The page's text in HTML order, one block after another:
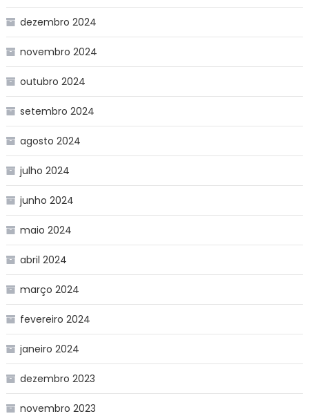
dezembro 2024
novembro 2024
outubro 2024
setembro 2024
agosto 2024
julho 2024
junho 2024
maio 2024
abril 2024
março 2024
fevereiro 2024
janeiro 2024
dezembro 2023
novembro 2023